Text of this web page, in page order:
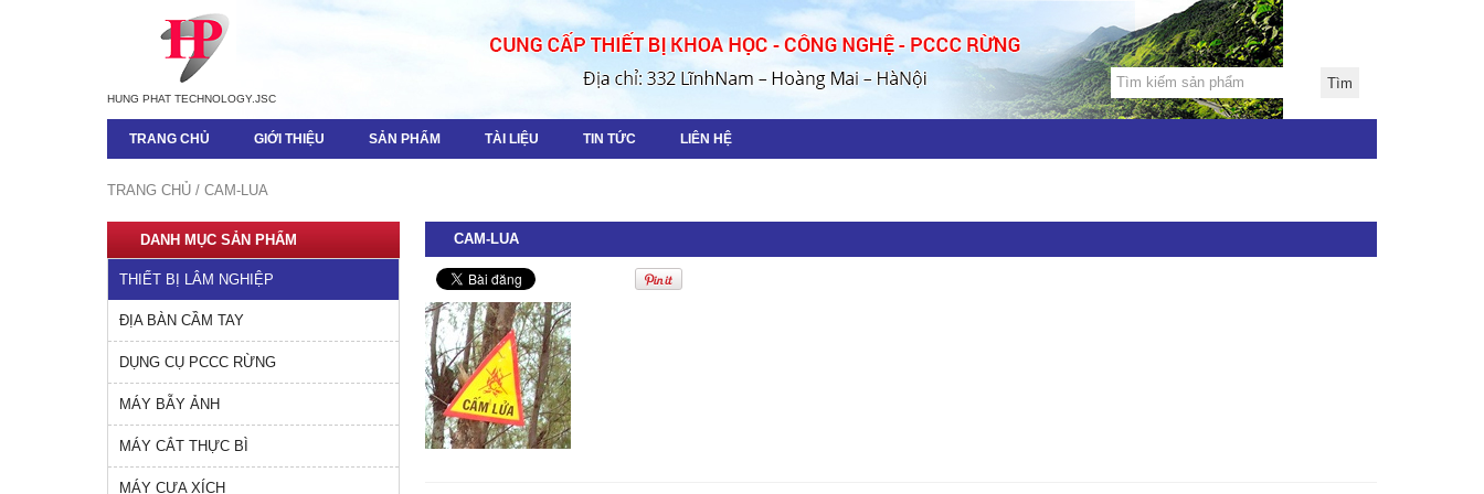
HUNG PHAT TECHNOLOGY.JSC
TRANG CHỦ GIỚI THIỆU SẢN PHẨM TÀI LIỆU TIN TỨC LIÊN HỆ
TRANG CHỦ CAM-LUA
DANH MỤC SẢN PHẨM
THIẾT BỊ LÂM NGHIỆP
ĐỊA BÀN CẦM TAY
DỤNG CỤ PCCC RỪNG
MÁY BẪY ẢNH
MÁY CẮT THỰC BÌ
MÁY CƯA XÍCH
CAM-LUA